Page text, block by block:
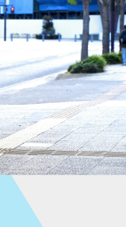
ビスの紹介